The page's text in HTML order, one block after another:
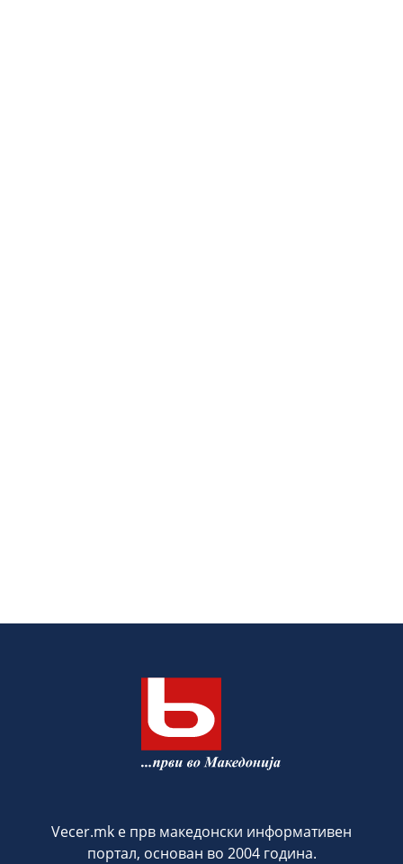
Vecer.mk е прв македонски информативен
портал, основан во 2004 година.